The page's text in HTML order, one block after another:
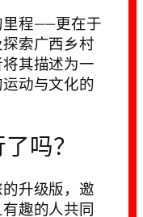
里程——更在于
索广西乡村
其描述为一
动与文化的
吗？
升级版，邀
趣的人共同